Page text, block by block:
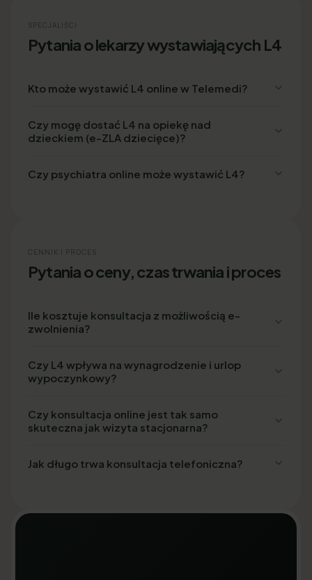
SPECJALIŚCI
Pytania o lekarzy wystawiających L4
Kto może wystawić L4 online w Telemedi?
Czy mogę dostać L4 na opiekę nad
dzieckiem (e-ZLA dziecięce)?
Czy psychiatra online może wystawić L4?
CENNIK I PROCES
Pytania o ceny, czas trwania i proces
Ile kosztuje konsultacja z możliwością e-
zwolnienia?
Czy L4 wpływa na wynagrodzenie i urlop
wypoczynkowy?
Czy konsultacja online jest tak samo
skuteczna jak wizyta stacjonarna?
Jak długo trwa konsultacja telefoniczna?